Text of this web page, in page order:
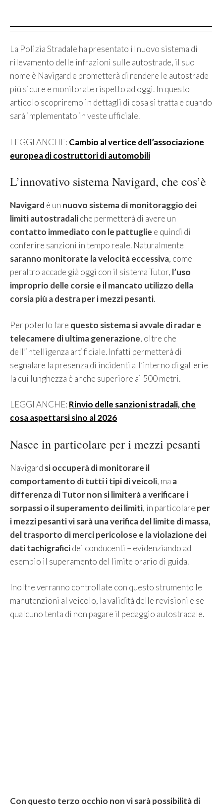
La Polizia Stradale ha presentato il nuovo sistema di
rilevamento delle infrazioni sulle autostrade, il suo
nome è Navigard e prometterà di rendere le autostrade
più sicure e monitorate rispetto ad oggi. In questo
articolo scopriremo in dettagli di cosa si tratta e quando
sarà implementato in veste ufficiale.
LEGGI ANCHE: Cambio al vertice dell’associazione
europea di costruttori di automobili
L’innovativo sistema Navigard, che cos’è
Navigard è un nuovo sistema di monitoraggio dei
limiti autostradaliche permetterà di avere un
contatto immediato con le pattuglie e quindi di
conferire sanzioni in tempo reale. Naturalmente
saranno monitorate la velocità eccessiva, come
peraltro accade già oggi con il sistema Tutor, l’uso
improprio delle corsie e il mancato utilizzo della
corsia più a destra per i mezzi pesanti.
Per poterlo fare questo sistema si avvale di radar e
telecamere di ultima generazione, oltre che
dell’intelligenza artificiale. Infatti permetterà di
segnalare la presenza di incidenti all’interno di gallerie
la cui lunghezza è anche superiore ai 500 metri.
LEGGI ANCHE: Rinvio delle sanzioni stradali, che
cosa aspettarsi sino al 2026
Nasce in particolare per i mezzi pesanti
Navigard si occuperà di monitorare il
comportamento di tutti i tipi di veicoli, ma a
differenza di Tutor non si limiterà a verificare i
sorpassi o il superamento dei limiti, in particolare per
i mezzi pesanti vi sarà una verifica del limite di massa,
del trasporto di merci pericolose e la violazione dei
dati tachigraficidei conducenti – evidenziando ad
esempio il superamento del limite orario di guida.
Inoltre verranno controllate con questo strumento le
manutenzioni al veicolo, la validità delle revisioni e se
qualcuno tenta di non pagare il pedaggio autostradale.
Con questo terzo occhio non vi sarà possibilità di